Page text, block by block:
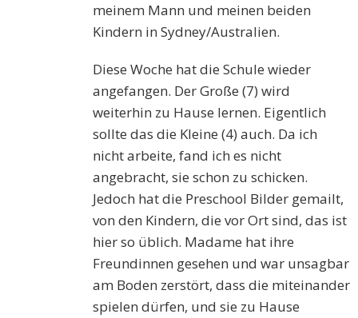
meinem Mann und meinen beiden
Kindern in Sydney/Australien.
Diese Woche hat die Schule wieder
angefangen. Der Große (7) wird
weiterhin zu Hause lernen. Eigentlich
sollte das die Kleine (4) auch. Da ich
nicht arbeite, fand ich es nicht
angebracht, sie schon zu schicken.
Jedoch hat die Preschool Bilder gemailt,
von den Kindern, die vor Ort sind, das ist
hier so üblich. Madame hat ihre
Freundinnen gesehen und war unsagbar
am Boden zerstört, dass die miteinander
spielen dürfen, und sie zu Hause